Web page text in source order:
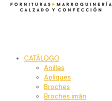
CATÁLOGO
Anillas
Apliques
Broches
Broches imán